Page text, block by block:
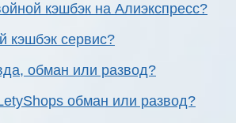
кэшбэк на Алиэкспресс?
кэшбэк сервис?
обман или развод?
обман или развод?